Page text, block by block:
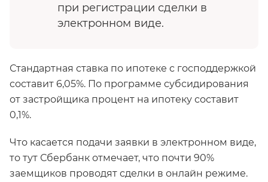
при регистрации сделки в
электронном виде.
Стандартная ставка по ипотеке с господдержкой
составит 6,05%. По программе субсидирования
от застройщика процент на ипотеку составит
0,1%.
Что касается подачи заявки в электронном виде,
то тут Сбербанк отмечает, что почти 90%
заемщиков проводят сделки в онлайн режиме.